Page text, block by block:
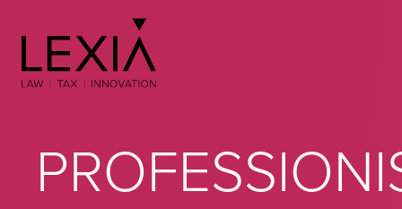
Search for: